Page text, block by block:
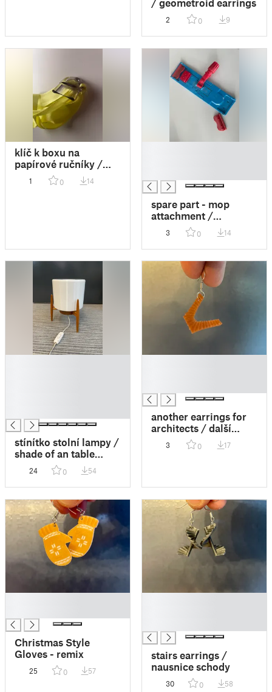
/ geometroid earrings
2 0 9
klíč k boxu na
papírové ručníky /
key to the paper towel
box
1 0 14
spare part - mop
attachment /
náhradní díl - držák
hadru na mopu
3 0 14
stínítko stolní lampy /
shade of an table
lamp
24 0 54
another earrings for
architects / další
náušnice pro
architektky
3 0 17
Christmas Style
Gloves - remix
25 0 57
stairs earrings /
nausnice schody
30 0 58